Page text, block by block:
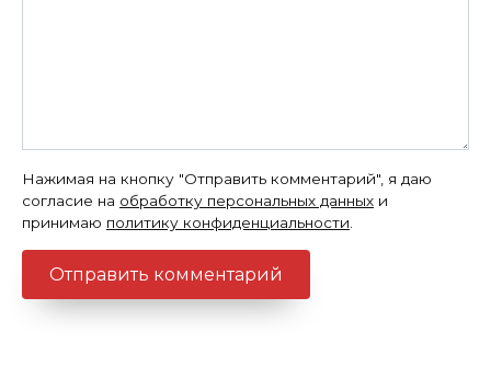
Нажимая на кнопку "Отправить комментарий", я даю
согласие на обработку персональных данных и
принимаю политику конфиденциальности.